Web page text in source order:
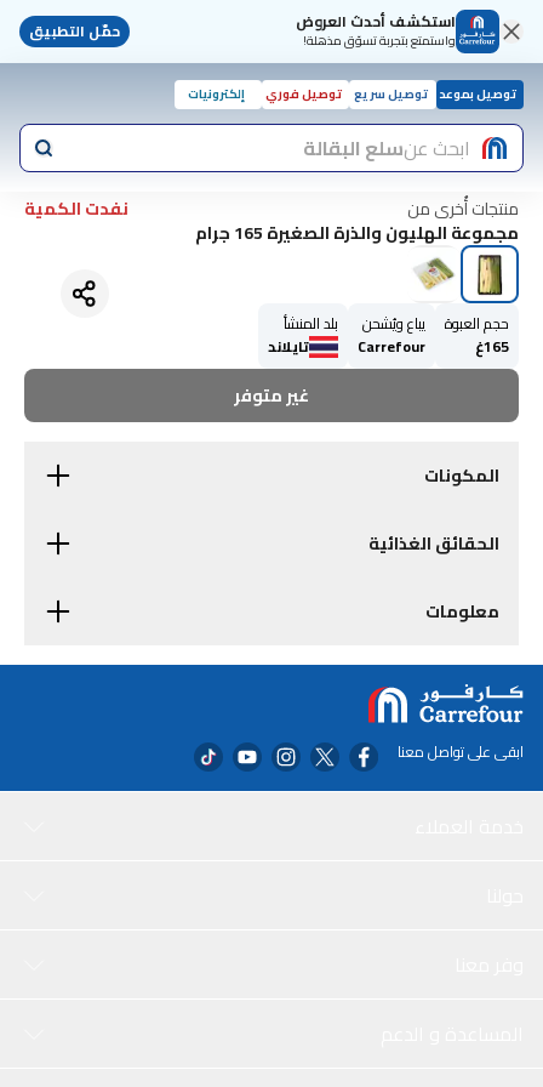
استكشف أحدث العروض
واستمتع بتجربة تسوّق مذهلة! حمّل التطبيق
توصيل بموعد توصيل سريع توصيل فوري إلكترونيات
ابحث عنسلع البقالة
منتجات أُخرى من نفدت الكمية
مجموعة الهليون والذرة الصغيرة 165 جرام
حجم العبوة
165غ
يباع ويُشحن
Carrefour
بلد المنشأ
تايلاند
غير متوفر
المكونات
الحقائق الغذائية
معلومات
ابقى على تواصل معنا